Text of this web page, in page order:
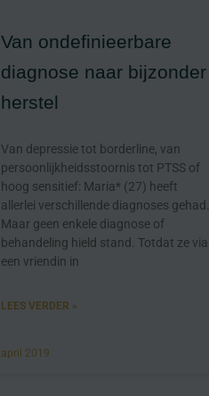
Van ondefinieerbare
diagnose naar bijzonder
herstel
Van depressie tot borderline, van
persoonlijkheidsstoornis tot PTSS of
hoog sensitief: Maria* (27) heeft
allerlei verschillende diagnoses gehad.
Maar geen enkele diagnose of
behandeling hield stand. Totdat ze via
een vriendin in
LEES VERDER »
april 2019